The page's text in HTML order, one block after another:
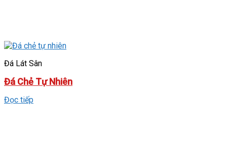
Đá Lát Sân
Đá Chẻ Tự Nhiên
Đọc tiếp